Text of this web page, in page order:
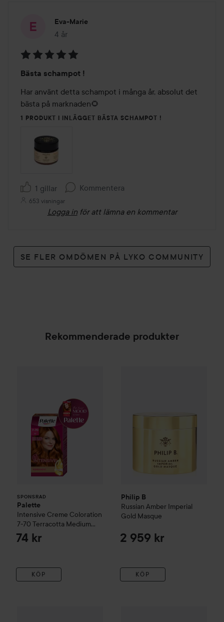
Eva-Marie
4 år
Inlägget skapades 4 år
5
av
5
Bästa schampot !
Har använt detta schampot i många år, absolut det
bästa på marknaden🌻
1 PRODUKT I INLÄGGET BÄSTA SCHAMPOT !
1 gillar Kommentera
653 visningar
Logga in för att lämna en kommentar
SE FLER OMDÖMEN PÅ LYKO COMMUNITY
Rekommenderade produkter
SPONSRAD
Palette
Intensive Creme Coloration
7-70 Terracotta Medium
Blonde
74 kr
KÖP
Philip B
Russian Amber Imperial
Gold Masque
2 959 kr
KÖP